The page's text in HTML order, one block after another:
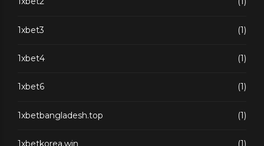
1xbet3 (1)
1xbet4 (1)
1xbet6 (1)
1xbetbangladesh.top (1)
1xbetkorea.win (1)